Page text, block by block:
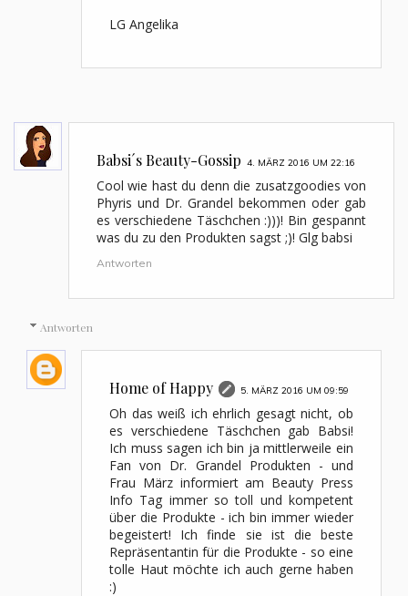
LG Angelika
Babsi´s Beauty-Gossip 4. MÄRZ 2016 UM 22:16
Cool wie hast du denn die zusatzgoodies von
Phyris und Dr. Grandel bekommen oder gab
es verschiedene Täschchen :)))! Bin gespannt
was du zu den Produkten sagst ;)! Glg babsi
Antworten
Antworten
Home of Happy 5. MÄRZ 2016 UM 09:59
Oh das weiß ich ehrlich gesagt nicht, ob
es verschiedene Täschchen gab Babsi!
Ich muss sagen ich bin ja mittlerweile ein
Fan von Dr. Grandel Produkten - und
Frau März informiert am Beauty Press
Info Tag immer so toll und kompetent
über die Produkte - ich bin immer wieder
begeistert! Ich finde sie ist die beste
Repräsentantin für die Produkte - so eine
tolle Haut möchte ich auch gerne haben
:)